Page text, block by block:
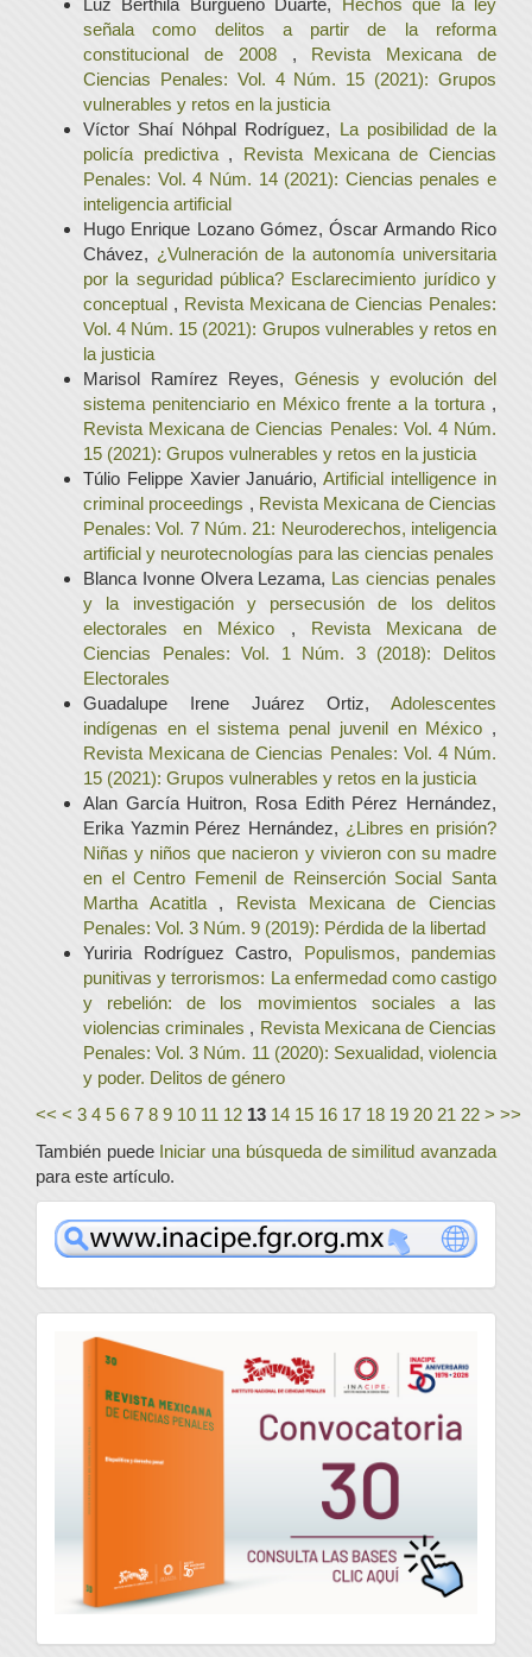
Luz Berthila Burgueño Duarte,
Hechos que la ley
señala como delitos a partir de la reforma
constitucional de 2008 , Revista Mexicana de
Ciencias Penales: Vol. 4 Núm. 15 (2021): Grupos
vulnerables y retos en la justicia
Víctor Shaí Nóhpal Rodríguez, La posibilidad de la
policía predictiva , Revista Mexicana de Ciencias
Penales: Vol. 4 Núm. 14 (2021): Ciencias penales e
inteligencia artificial
Hugo Enrique Lozano Gómez, Óscar Armando Rico
Chávez, ¿Vulneración de la autonomía universitaria
por la seguridad pública? Esclarecimiento jurídico y
conceptual , Revista Mexicana de Ciencias Penales:
Vol. 4 Núm. 15 (2021): Grupos vulnerables y retos en
la justicia
Marisol Ramírez Reyes, Génesis y evolución del
sistema penitenciario en México frente a la tortura ,
Revista Mexicana de Ciencias Penales: Vol. 4 Núm.
15 (2021): Grupos vulnerables y retos en la justicia
Túlio Felippe Xavier Januário,Artificial intelligence in
criminal proceedings , Revista Mexicana de Ciencias
Penales: Vol. 7 Núm. 21: Neuroderechos, inteligencia
artificial y neurotecnologías para las ciencias penales
Blanca Ivonne Olvera Lezama, Las ciencias penales
y la investigación y persecusión de los delitos
electorales en México , Revista Mexicana de
Ciencias Penales: Vol. 1 Núm. 3 (2018): Delitos
Electorales
Guadalupe Irene Juárez Ortiz, Adolescentes
indígenas en el sistema penal juvenil en México ,
Revista Mexicana de Ciencias Penales: Vol. 4 Núm.
15 (2021): Grupos vulnerables y retos en la justicia
Alan García Huitron, Rosa Edith Pérez Hernández,
Erika Yazmin Pérez Hernández, ¿Libres en prisión?
Niñas y niños que nacieron y vivieron con su madre
en el Centro Femenil de Reinserción Social Santa
Martha Acatitla , Revista Mexicana de Ciencias
Penales: Vol. 3 Núm. 9 (2019): Pérdida de la libertad
Yuriria Rodríguez Castro, Populismos, pandemias
punitivas y terrorismos: La enfermedad como castigo
y rebelión: de los movimientos sociales a las
violencias criminales , Revista Mexicana de Ciencias
Penales: Vol. 3 Núm. 11 (2020): Sexualidad, violencia
y poder. Delitos de género
<< < 3 4 5 6 7 8 9 10 11 12 13 14 15 16 17 18 19 20 21 22 > >>
También puede Iniciar una búsqueda de similitud avanzada
para este artículo.
www
convocatoria